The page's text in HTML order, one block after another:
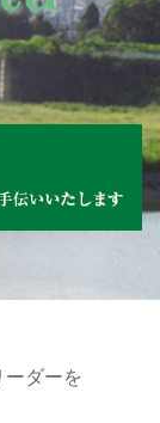
ダーを